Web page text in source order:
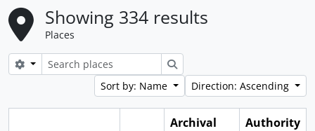
Showing 334 results
Places
Search options
Search
Sort by: Name
Direction: Ascending
Archival
Authority